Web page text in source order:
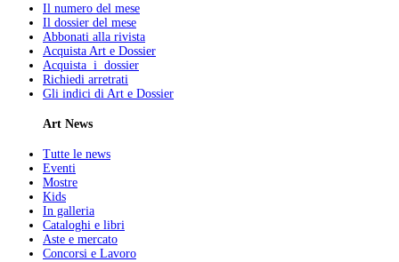
Il numero del mese
Il dossier del mese
Abbonati alla rivista
Acquista Art e Dossier
Acquista i dossier
Richiedi arretrati
Gli indici di Art e Dossier
Art News
Tutte le news
Eventi
Mostre
Kids
In galleria
Cataloghi e libri
Aste e mercato
Concorsi e Lavoro